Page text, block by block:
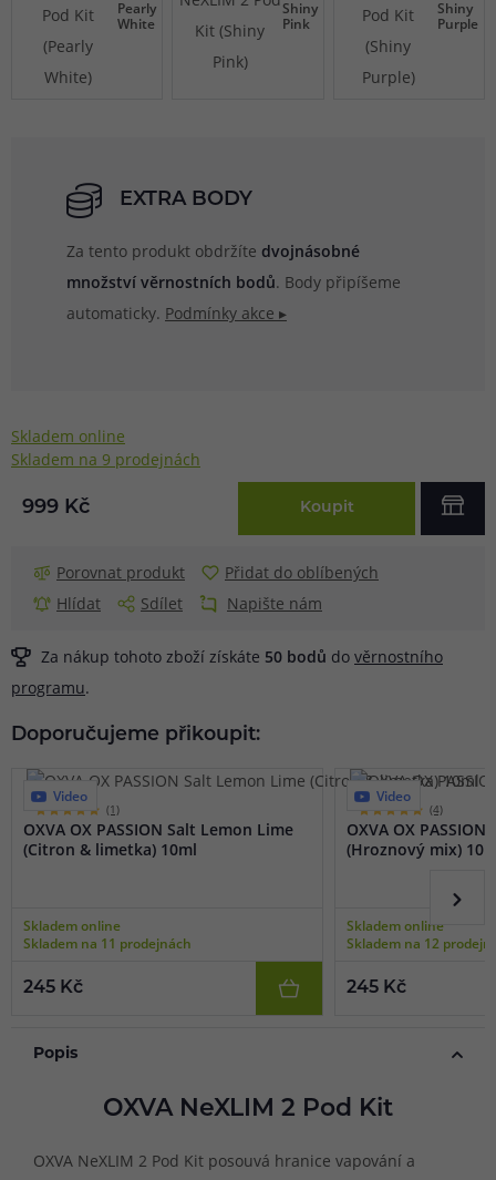
Pearly
White
Shiny
Pink
Shiny
Purple
EXTRA BODY
Za tento produkt obdržíte dvojnásobné
množství věrnostních bodů. Body připíšeme
automaticky. Podmínky akce ▸
Skladem online
Skladem na 9 prodejnách
999 Kč Koupit
Porovnat produkt
Přidat do oblíbených
Hlídat
Sdílet Napište nám
Za nákup tohoto zboží získáte 50 bodů do věrnostního
programu.
Doporučujeme přikoupit:
Video
(1)
OXVA OX PASSION Salt Lemon Lime
(Citron & limetka) 10ml
Skladem online
Skladem na 11 prodejnách
245 Kč
Video
(4)
OXVA OX
(Hroznový mix)
Skladem online
Skladem na 12
245 Kč
Popis
OXVA NeXLIM 2 Pod Kit
OXVA NeXLIM 2 Pod Kit posouvá hranice vapování a